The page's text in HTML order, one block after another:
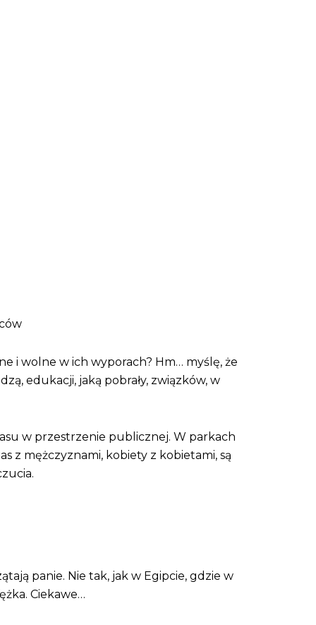
i wolne w ich wyporach? Hm… myślę, że
edukacji, jaką pobrały, związków, w
w przestrzenie publicznej. W parkach
z mężczyznami, kobiety z kobietami, są
panie. Nie tak, jak w Egipcie, gdzie w
Ciekawe…